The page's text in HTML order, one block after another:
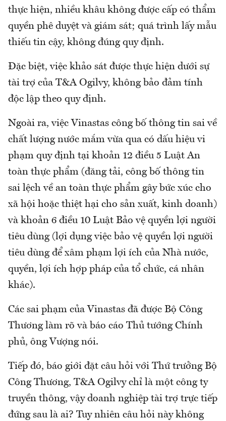
thực hiện, nhiều khâu không được cấp có thẩm
quyền phê duyệt và giám sát; quá trình lấy mẫu
thiếu tin cậy, không đúng quy định.
Đặc biệt, việc khảo sát được thực hiện dưới sự
tài trợ của T&A Ogilvy, không bảo đảm tính
độc lập theo quy định.
Ngoài ra, việc Vinastas công bố thông tin sai về
chất lượng nước mắm vừa qua có dấu hiệu vi
phạm quy định tại khoản 12 điều 5 Luật An
toàn thực phẩm (đăng tải, công bố thông tin
sai lệch về an toàn thực phẩm gây bức xúc cho
xã hội hoặc thiệt hại cho sản xuất, kinh doanh)
và khoản 6 điều 10 Luật Bảo vệ quyền lợi người
tiêu dùng (lợi dụng việc bảo vệ quyền lợi người
tiêu dùng để xâm phạm lợi ích của Nhà nước,
quyền, lợi ích hợp pháp của tổ chức, cá nhân
khác).
Các sai phạm của Vinastas đã được Bộ Công
Thương làm rõ và báo cáo Thủ tướng Chính
phủ, ông Vượng nói.
Tiếp đó, báo giới đặt câu hỏi với Thứ trưởng Bộ
Công Thương, T&A Ogilvy chỉ là một công ty
truyền thông, vậy doanh nghiệp tài trợ trực tiếp
đứng sau là ai? Tuy nhiên câu hỏi này không